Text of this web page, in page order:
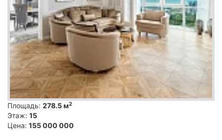
Площадь: 278.5 м2
Этаж: 15
Цена: 155 000 000